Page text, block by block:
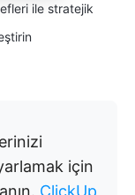
ile stratejik
için
ClickUp